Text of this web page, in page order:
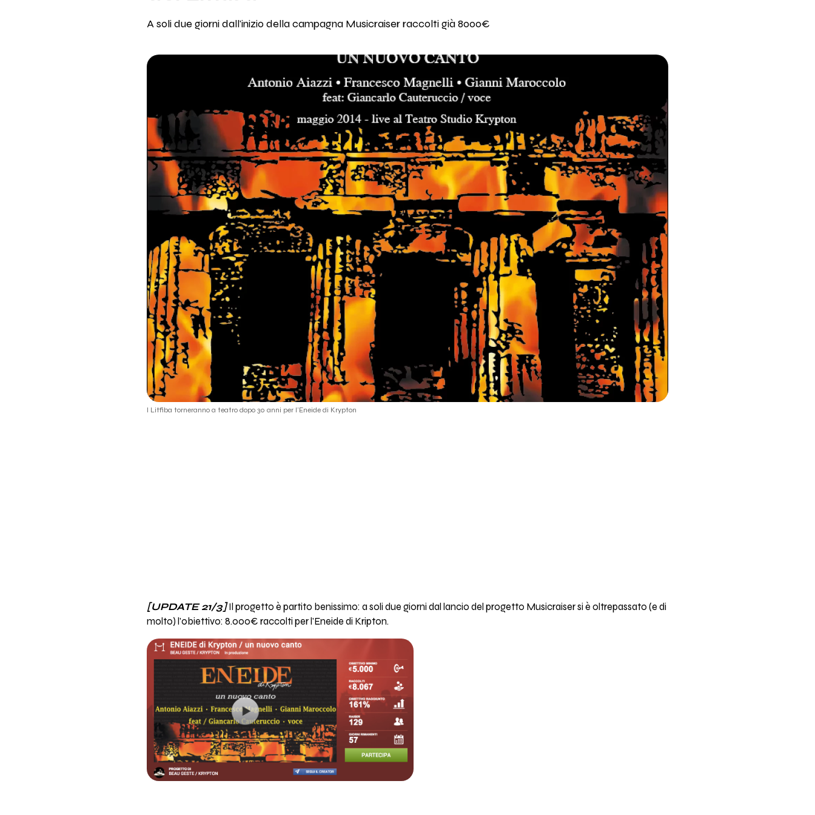
A soli due giorni dall'inizio della campagna Musicraiser raccolti già 8000€
I Litfiba torneranno a teatro dopo 30 anni per l'Eneide di Krypton
[UPDATE 21/3]Il progetto è partito benissimo: a soli due giorni dal lancio del progetto Musicraiser si è oltrepassato (e di
molto) l'obiettivo: 8.000€ raccolti per l'Eneide di Kripton.